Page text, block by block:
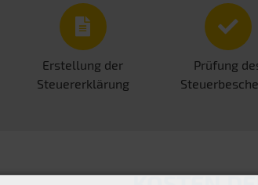
Erstellung der
Steuererklärung
Prüfung